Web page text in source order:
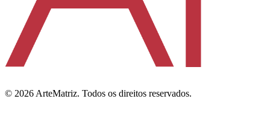
© 2026 ArteMatriz. Todos os direitos reservados.